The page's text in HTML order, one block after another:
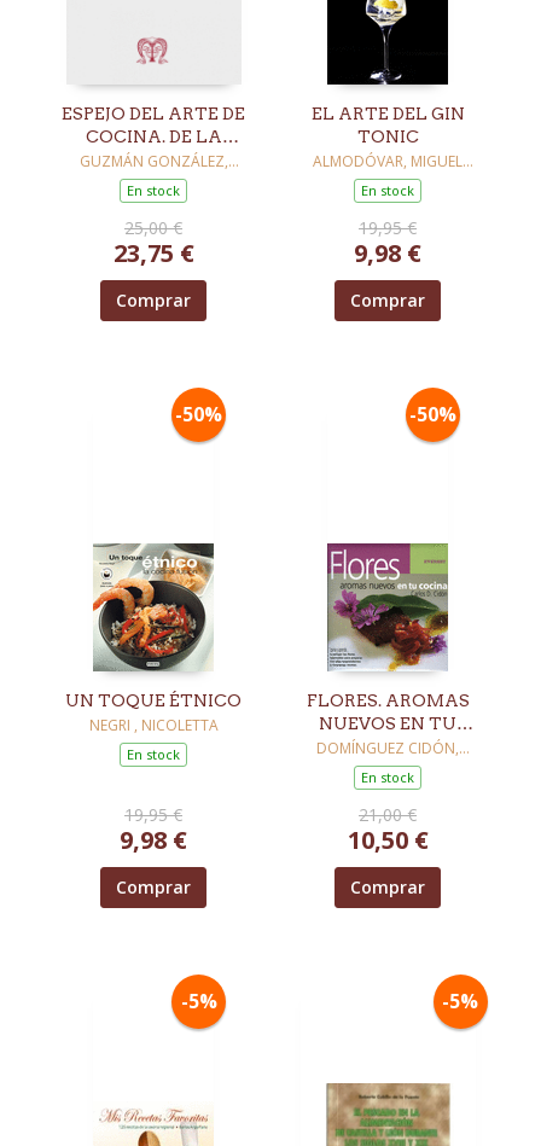
ESPEJO DEL ARTE DE
COCINA. DE LA
CORTE DEL REY
RICARDO, EL
SEGUNDO DE
INGLATERRA
GUZMÁN GONZÁLEZ,
TRINIDAD
En stock
25,00 €
23,75 €
Comprar
EL ARTE DEL GIN
TONIC
ALMODÓVAR, MIGUEL
ÁNGEL
En stock
19,95 €
9,98 €
Comprar
-50%
UN TOQUE ÉTNICO
NEGRI , NICOLETTA
En stock
19,95 €
9,98 €
Comprar
-50%
FLORES. AROMAS
NUEVOS EN TU
COCINA
DOMÍNGUEZ CIDÓN,
CARLOS
En stock
21,00 €
10,50 €
Comprar
-5% -5%